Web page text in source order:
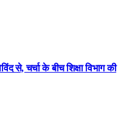
से, चर्चा के बीच शिक्षा विभाग की